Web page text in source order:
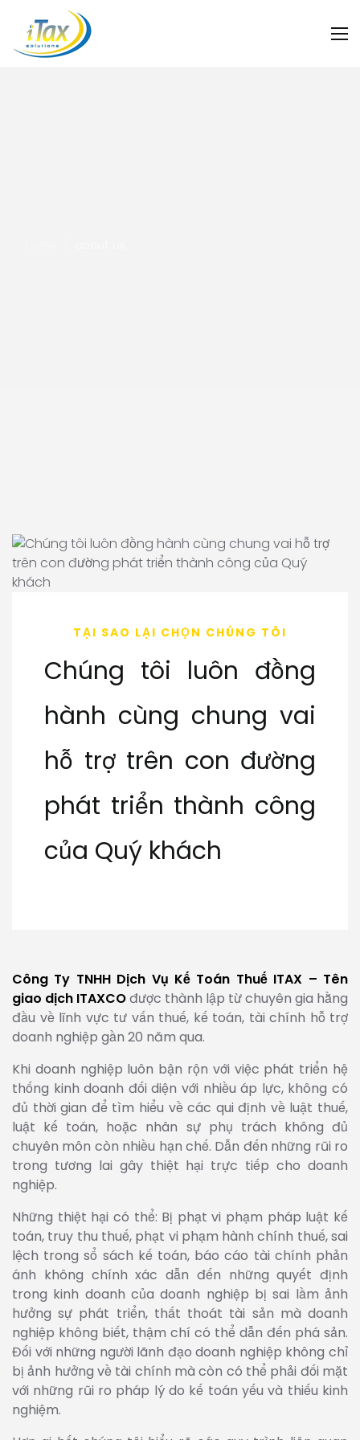
TẠI SAO LẠI CHỌN CHÚNG TÔI
Chúng tôi luôn đồng
hành cùng chung vai
hỗ trợ trên con đường
phát triển thành công
của Quý khách
Công Ty TNHH Dịch Vụ Kế Toán Thuế ITAX – Tên
giao dịch ITAXCOđược thành lập từ chuyên gia hằng
đầu về lĩnh vực tư vấn thuế, kế toán, tài chính hỗ trợ
doanh nghiệp gần 20 năm qua.
Khi doanh nghiệp luôn bận rộn với việc phát triển hệ
thống kinh doanh đối diện với nhiều áp lực, không có
đủ thời gian để tìm hiểu về các qui định về luật thuế,
luật kế toán, hoặc nhân sự phụ trách không đủ
chuyên môn còn nhiều hạn chế. Dẫn đến những rũi ro
trong tương lai gây thiệt hại trực tiếp cho doanh
nghiệp.
Những thiệt hại có thể: Bị phạt vi phạm pháp luật kế
toán, truy thu thuế, phạt vi phạm hành chính thuế, sai
lệch trong sổ sách kế toán, báo cáo tài chính phản
ánh không chính xác dẫn đến những quyết định
trong kinh doanh của doanh nghiệp bị sai lầm ảnh
hưởng sự phát triển, thất thoát tài sản mà doanh
nghiệp không biết, thậm chí có thể dẫn đến phá sản.
Đối với những người lãnh đạo doanh nghiệp không chỉ
bị ảnh hưởng về tài chính mà còn có thể phải đối mặt
với những rũi ro pháp lý do kế toán yếu và thiếu kinh
nghiệm.